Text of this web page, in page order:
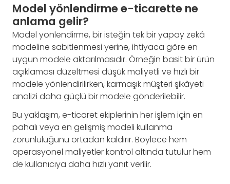
Model yönlendirme e-ticarette ne
anlama gelir?
Model yönlendirme, bir isteğin tek bir yapay zekâ
modeline sabitlenmesi yerine, ihtiyaca göre en
uygun modele aktarılmasıdır. Örneğin basit bir ürün
açıklaması düzeltmesi düşük maliyetli ve hızlı bir
modele yönlendirilirken, karmaşık müşteri şikâyeti
analizi daha güçlü bir modele gönderilebilir.
Bu yaklaşım, e-ticaret ekiplerinin her işlem için en
pahalı veya en gelişmiş modeli kullanma
zorunluluğunu ortadan kaldırır. Böylece hem
operasyonel maliyetler kontrol altında tutulur hem
de kullanıcıya daha hızlı yanıt verilir.